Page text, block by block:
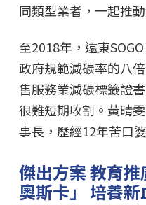
同類型業者，一起推
至2018年，遠東
政府規範減碳率的八
售服務業減碳標籤證
很難短期收割。黃晴
事長，歷經12年苦口
傑出方案 教育
奧斯卡」 培養新